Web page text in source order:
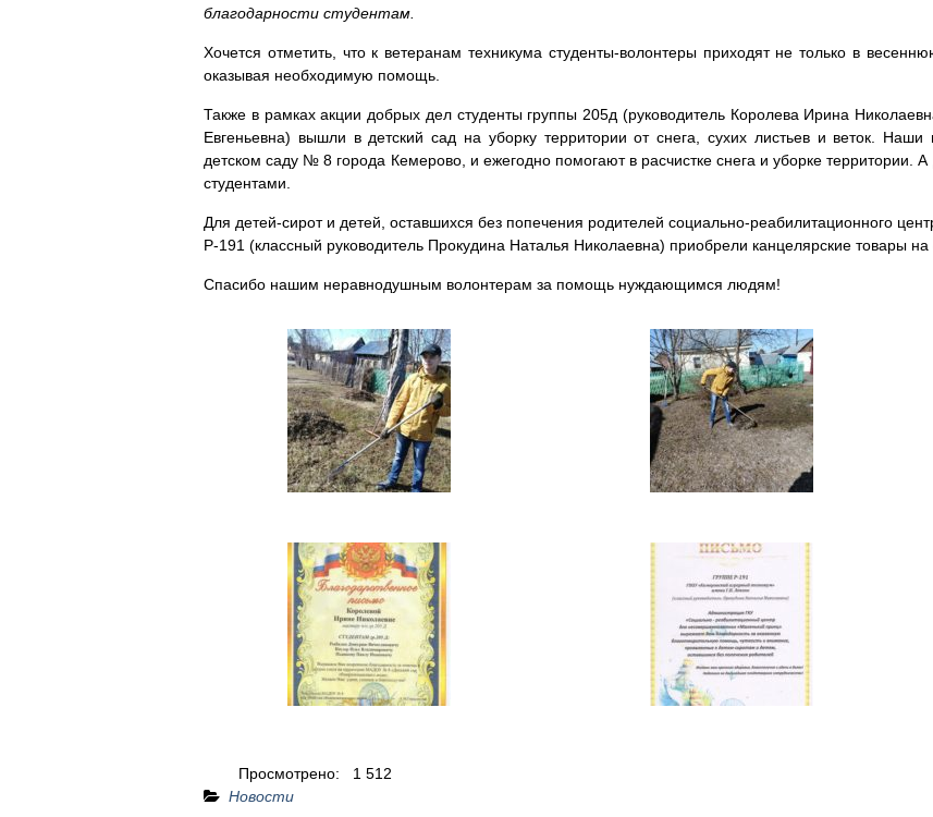
благодарности студентам.
Хочется отметить, что к ветеранам техникума студенты-волонтеры приходят не только в
оказывая необходимую помощь.
Также в рамках акции добрых дел студенты группы 205д (руководитель Королева Ирина
Евгеньевна) вышли в детский сад на уборку территории от снега, сухих листьев и веток.
детском саду № 8 города Кемерово, и ежегодно помогают в расчистке снега и уборке территории.
студентами.
Для детей-сирот и детей, оставшихся без попечения родителей социально-реабилитационного
Р-191 (классный руководитель Прокудина Наталья Николаевна) приобрели канцелярские товары
Спасибо нашим неравнодушным волонтерам за помощь нуждающимся людям!
Просмотрено:
1 512
Новости